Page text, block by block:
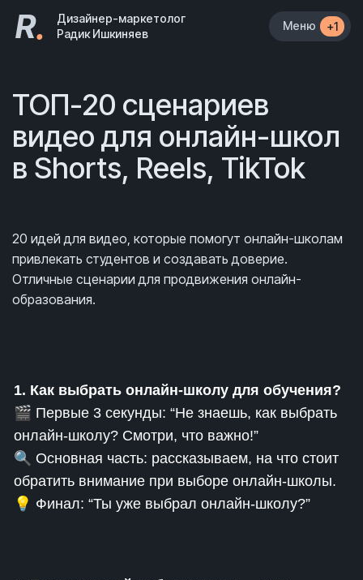
R.
Дизайнер-маркетолог
Радик Ишкиняев
Меню +1
ТОП-20 сценариев
видео для онлайн-школ
в Shorts, Reels, TikTok
20 идей для видео, которые помогут онлайн-школам
привлекать студентов и создавать доверие.
Отличные сценарии для продвижения онлайн-
образования.
1. Как выбрать онлайн-школу для обучения?
🎬 Первые 3 секунды: “Не знаешь, как выбрать
онлайн-школу? Смотри, что важно!”
🔍 Основная часть: рассказываем, на что стоит
обратить внимание при выборе онлайн-школы.
💡 Финал: “Ты уже выбрал онлайн-школу?”